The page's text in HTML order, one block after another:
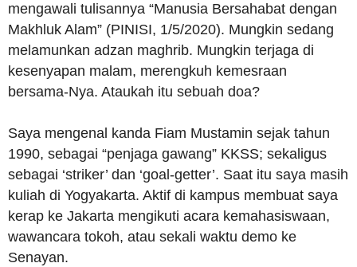
mengawali tulisannya “Manusia Bersahabat dengan
Makhluk Alam” (PINISI, 1/5/2020). Mungkin sedang
melamunkan adzan maghrib. Mungkin terjaga di
kesenyapan malam, merengkuh kemesraan
bersama-Nya. Ataukah itu sebuah doa?
Saya mengenal kanda Fiam Mustamin sejak tahun
1990, sebagai “penjaga gawang” KKSS; sekaligus
sebagai ‘striker’ dan ‘goal-getter’. Saat itu saya masih
kuliah di Yogyakarta. Aktif di kampus membuat saya
kerap ke Jakarta mengikuti acara kemahasiswaan,
wawancara tokoh, atau sekali waktu demo ke
Senayan.